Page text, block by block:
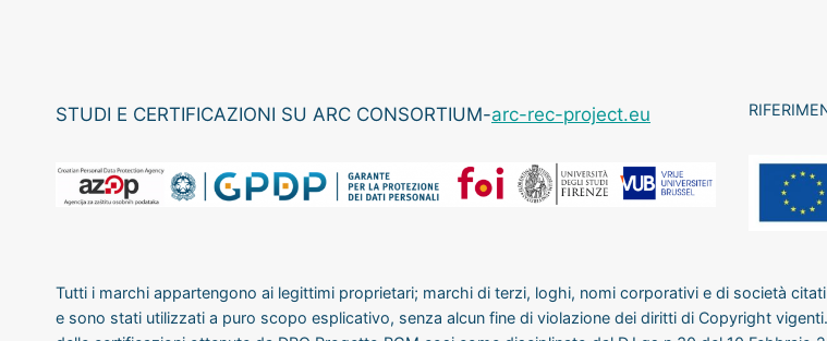
STUDI E CERTIFICAZIONI SU ARC CONSORTIUM-arc-rec-project.eu
Tutti i marchi appartengono ai legittimi proprietari; marchi di terzi, loghi, nomi corporativi e di società
e sono stati utilizzati a puro scopo esplicativo, senza alcun fine di violazione dei diritti di Copyright